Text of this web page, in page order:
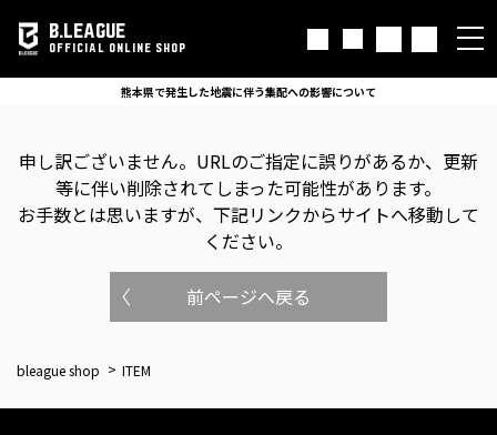
B.LEAGUE
OFFICIAL ONLINE SHOP
熊本県で発生した地震に伴う集配への影響について
申し訳ございません。 URLのご指定に誤りがあるか、更新
等に伴い削除されてしまった可能性があります。
お手数とは思いますが、下記リンクからサイトへ移動して
ください。
前ページへ戻る
bleague shop ITEM